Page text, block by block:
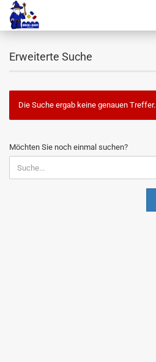
Erweiterte Suche
Die Suche ergab keine genauen Treffer.
MÖCHTEN
SIE
NOCH
EINMAL
Möchten Sie noch einmal suchen?